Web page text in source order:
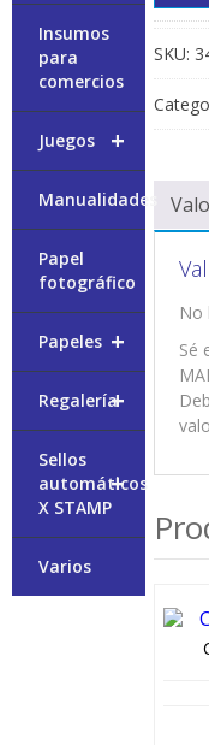
SKU:
No
Sé
Insumos
para
comercios
+
Juegos
Manualidades
Papel
fotográfico
+
Papeles
+
Regalería
+
Sellos
automáticos
X STAMP
Varios